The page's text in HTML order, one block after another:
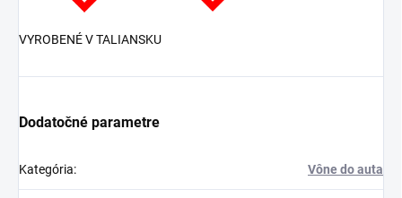
VYROBENÉ V TALIANSKU
Dodatočné parametre
Kategória: Vône do auta